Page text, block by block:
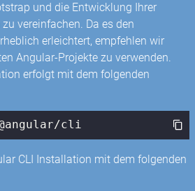
und die Entwicklung Ihrer
vereinfachen. Da es den
erleichtert, empfehlen wir
Angular-Projekte zu verwenden.
erfolgt mit dem folgenden
cli
CLI Installation mit dem folgenden